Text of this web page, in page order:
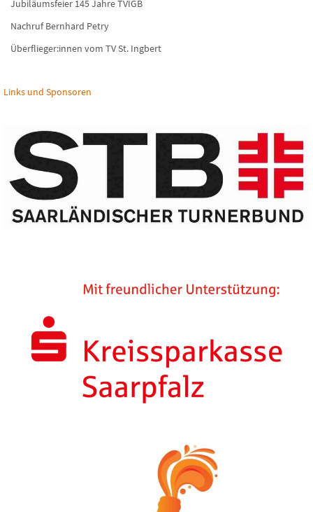
Jubiläumsfeier 145 Jahre TVIGB
Nachruf Bernhard Petry
Überflieger:innen vom TV St. Ingbert
Links und Sponsoren